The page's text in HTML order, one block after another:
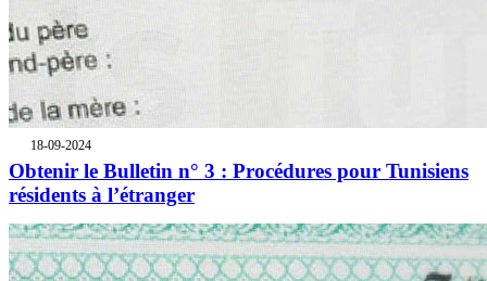
18-09-2024
Obtenir le Bulletin n° 3 : Procédures pour Tunisiens
résidents à l’étranger